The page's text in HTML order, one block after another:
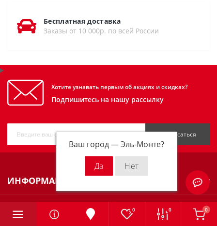
Ваш город —Эль-Монте?
0 0 0
Бесплатная доставка
Заказы от 10 000р. по всей России
Хотите узнавать первым об акциях и скидках?
Подпишитесь на нашу рассылку
Подписаться
ИНФОРМАЦИЯ
КАТЕГОРИИ